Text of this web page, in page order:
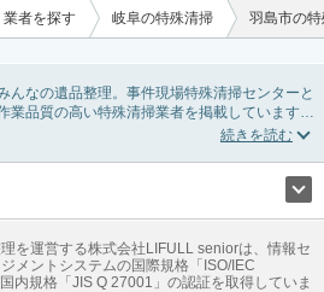
業者を探す 岐阜の特殊清掃 羽島市の
んなの遺品整理。事件現場特殊清掃センターと
品質の高い特殊清掃業者を掲載しています。
分・回収・引き取りから、事件・事故・自殺現
による腐敗臭などの臭いの脱臭・消臭サービス
ーム 地方創生
ママの就労支援
グ 遺品整理 老後の暮らし情報
を運営する株式会社LIFULL seniorは、情報セ
メントシステムの国際規格「ISO/IEC
内規格「JIS Q 27001」の認証を取得していま